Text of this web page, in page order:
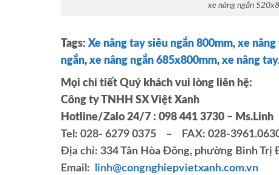
xe nâng ngắn
Tags: Xe nâng tay siêu ngắn 800mm, xe nâng
ngắn, xe nâng ngắn 685x800mm, xe nâng tay
Mọi chi tiết Quý khách vui lòng liên hệ:
Công ty TNHH SX Việt Xanh
Hotline/Zalo 24/7 : 098 441 3730 – Ms.Linh
Tel: 028- 6279 0375 – FAX: 028-
Địa chỉ: 334 Tân Hòa Đông, phường Bình Trị
Email:
linh@congnghiepvietxanh.com.vn